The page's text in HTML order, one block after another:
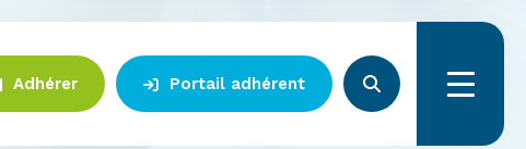
Adhérer Portail adhérent